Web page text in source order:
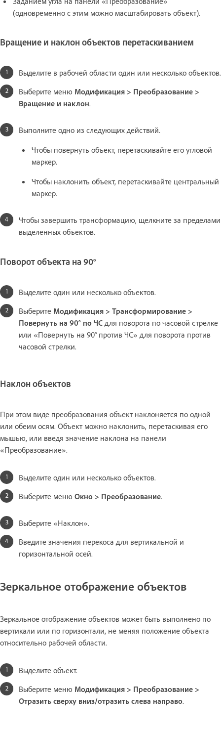
(одновременно с этим можно масштабировать объект).
Вращение и наклон объектов перетаскиванием
Выделите в рабочей области один или несколько объектов.
Выберите меню Модификация > Преобразование >
Вращение и наклон.
Выполните одно из следующих действий.
Чтобы повернуть объект, перетаскивайте его угловой
маркер.
Чтобы наклонить объект, перетаскивайте центральный
маркер.
Чтобы завершить трансформацию, щелкните за пределами
выделенных объектов.
Поворот объекта на 90°
Выделите один или несколько объектов.
Выберите Модификация > Трансформирование >
Повернуть на 90° по ЧС для поворота по часовой стрелке
или «Повернуть на 90° против ЧС» для поворота против
часовой стрелки.
Наклон объектов
При этом виде преобразования объект наклоняется по одной
или обеим осям. Объект можно наклонить, перетаскивая его
мышью, или введя значение наклона на панели
«Преобразование».
Выделите один или несколько объектов.
Выберите меню Окно > Преобразование.
Выберите «Наклон».
Введите значения перекоса для вертикальной и
горизонтальной осей.
Зеркальное отображение объектов
Зеркальное отображение объектов может быть выполнено по
вертикали или по горизонтали, не меняя положение объекта
относительно рабочей области.
Выделите объект.
Выберите меню Модификация > Преобразование >
Отразить сверху вниз/отразить слева направо.